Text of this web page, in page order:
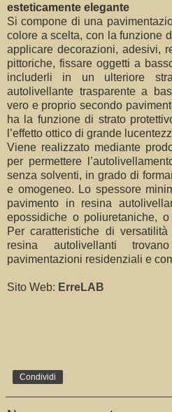
esteticamente elegante
Si compone di una
colore a scelta, con la funzione
applicare decorazioni, adesivi,
pittoriche, fissare oggetti a
includerli in un ulteriore
autolivellante trasparente a
vero e proprio secondo
ha la funzione di strato
l’effetto ottico di grande
Viene realizzato mediante
per permettere
senza solventi, in grado di
e omogeneo. Lo spessore
pavimento in resina
epossidiche o poliuretaniche,
Per caratteristiche di
resina autolivellanti
pavimentazioni residenziali e
Sito Web: ErreLAB
Condividi